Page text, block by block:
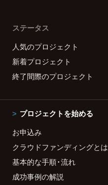
ステータス
人気のプロジェクト
新着プロジェクト
終了間際のプロジェクト
プロジェクトを始める
お申込み
クラウドファンディングとは
基本的な手順・流れ
成功事例の解説